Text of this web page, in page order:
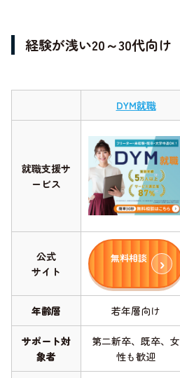
経験が浅い20～30代向け
DYM就職
就職支援サ
ービス
公式
サイト
無料相談
年齢層 若年層向け
サポート対
象者
第二新卒、既卒、女
性も歓迎